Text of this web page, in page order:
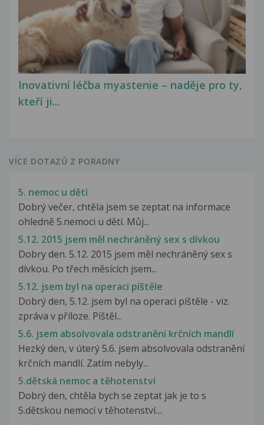
Inovativní léčba myastenie – naděje pro ty,
kteří ji...
VÍCE DOTAZŮ Z PORADNY
5. nemoc u dětí
Dobrý večer, chtěla jsem se zeptat na informace
ohledně 5.nemoci u dětí. Můj...
5.12. 2015 jsem měl nechráněný sex s dívkou
Dobry den. 5.12. 2015 jsem měl nechráněný sex s
dívkou. Po třech měsících jsem...
5.12. jsem byl na operaci píštěle
Dobrý den, 5.12. jsem byl na operaci píštěle - viz.
zpráva v příloze. Píštěl...
5.6. jsem absolvovala odstranění krčních mandlí
Hezký den, v úterý 5.6. jsem absolvovala odstranění
krčních mandlí. Zatím nebyly...
5.dětská nemoc a těhotenství
Dobrý den, chtěla bych se zeptat jak je to s
5.dětskou nemocí v těhotenství....